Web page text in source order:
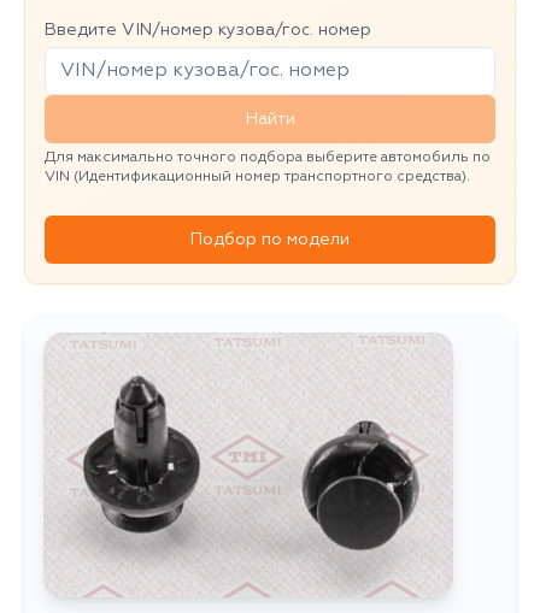
Введите VIN/номер кузова/гос. номер
Найти
Для максимально точного подбора выберите автомобиль по
VIN (Идентификационный номер транспортного средства).
Подбор по модели